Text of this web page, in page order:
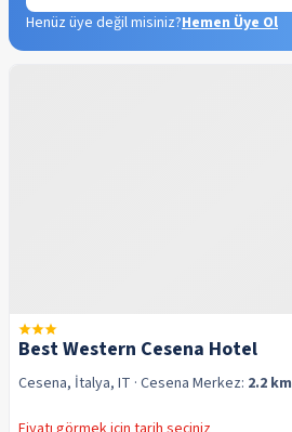
Henüz üye değil misiniz?Hemen Üye Ol
Best Western Cesena Hotel
Cesena, İtalya, IT · Cesena Merkez: 2.2 km